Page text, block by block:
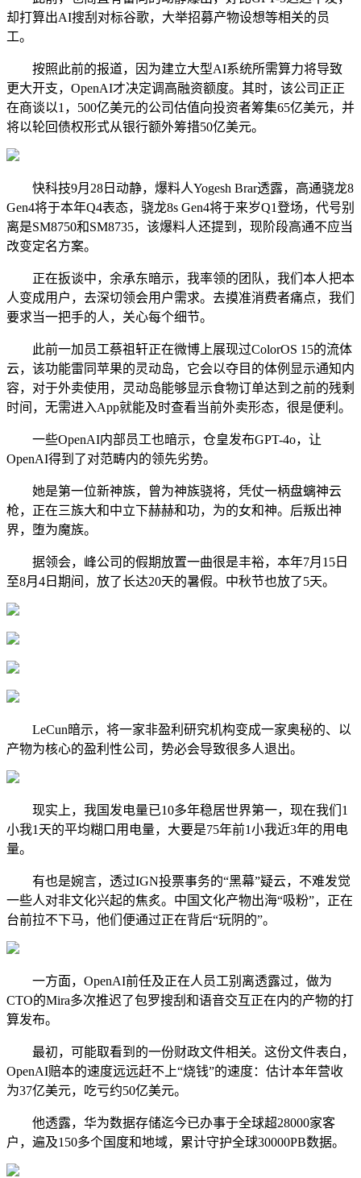
却打算出AI搜刮对标谷歌，大举招募产物设想等相关的员
工。
按照此前的报道，因为建立大型AI系统所需算力将导致
更大开支，OpenAI才决定调高融资额度。其时，该公司正正
在商谈以1，500亿美元的公司估值向投资者筹集65亿美元，并
将以轮回债权形式从银行额外筹措50亿美元。
快科技9月28日动静，爆料人Yogesh Brar透露，高通骁龙8
Gen4将于本年Q4表态，骁龙8s Gen4将于来岁Q1登场，代号别
离是SM8750和SM8735，该爆料人还提到，现阶段高通不应当
改变定名方案。
正在扳谈中，余承东暗示，我率领的团队，我们本人把本
人变成用户，去深切领会用户需求。去摸准消费者痛点，我们
要求当一把手的人，关心每个细节。
此前一加员工蔡祖轩正在微博上展现过ColorOS 15的流体
云，该功能雷同苹果的灵动岛，它会以夺目的体例显示通知内
容，对于外卖使用，灵动岛能够显示食物订单达到之前的残剩
时间，无需进入App就能及时查看当前外卖形态，很是便利。
一些OpenAI内部员工也暗示，仓皇发布GPT-4o，让
OpenAI得到了对范畴内的领先劣势。
她是第一位新神族，曾为神族骁将，凭仗一柄盘螭神云
枪，正在三族大和中立下赫赫和功，为的女和神。后叛出神
界，堕为魔族。
据领会，峰公司的假期放置一曲很是丰裕，本年7月15日
至8月4日期间，放了长达20天的暑假。中秋节也放了5天。
LeCun暗示，将一家非盈利研究机构变成一家奥秘的、以
产物为核心的盈利性公司，势必会导致很多人退出。
现实上，我国发电量已10多年稳居世界第一，现在我们1
小我1天的平均糊口用电量，大要是75年前1小我近3年的用电
量。
有也是婉言，透过IGN投票事务的“黑幕”疑云，不难发觉
一些人对非文化兴起的焦炙。中国文化产物出海“吸粉”，正在
台前拉不下马，他们便通过正在背后“玩阴的”。
一方面，OpenAI前任及正在人员工别离透露过，做为
CTO的Mira多次推迟了包罗搜刮和语音交互正在内的产物的打
算发布。
最初，可能取看到的一份财政文件相关。这份文件表白，
OpenAI赔本的速度远远赶不上“烧钱”的速度：估计本年营收
为37亿美元，吃亏约50亿美元。
他透露，华为数据存储迄今已办事于全球超28000家客
户，遍及150多个国度和地域，累计守护全球30000PB数据。